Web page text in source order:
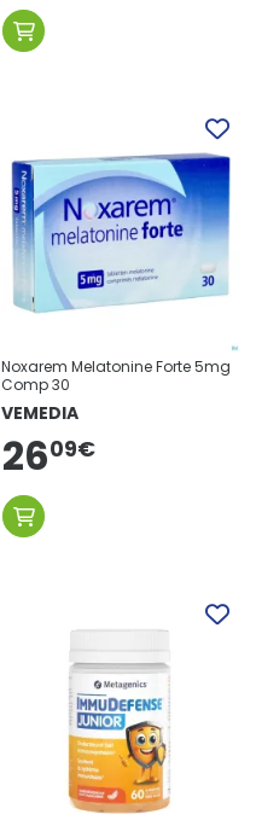
Noxarem Melatonine Forte 5mg
Comp 30
VEMEDIA
2609€